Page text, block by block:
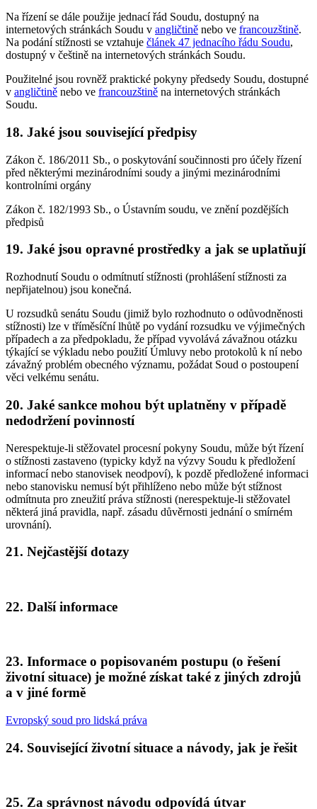
Na řízení se dále použije jednací řád Soudu, dostupný na
internetových stránkách Soudu v angličtině nebo ve francouzštině.
Na podání stížnosti se vztahuje článek 47 jednacího řádu Soudu,
dostupný v češtině na internetových stránkách Soudu.
Použitelné jsou rovněž praktické pokyny předsedy Soudu, dostupné
v angličtině nebo ve francouzštině na internetových stránkách
Soudu.
18. Jaké jsou související předpisy
Zákon č. 186/2011 Sb., o poskytování součinnosti pro účely řízení
před některými mezinárodními soudy a jinými mezinárodními
kontrolními orgány
Zákon č. 182/1993 Sb., o Ústavním soudu, ve znění pozdějších
předpisů
19. Jaké jsou opravné prostředky a jak se uplatňují
Rozhodnutí Soudu o odmítnutí stížnosti (prohlášení stížnosti za
nepřijatelnou) jsou konečná.
U rozsudků senátu Soudu (jimiž bylo rozhodnuto o odůvodněnosti
stížnosti) lze v tříměsíční lhůtě po vydání rozsudku ve výjimečných
případech a za předpokladu, že případ vyvolává závažnou otázku
týkající se výkladu nebo použití Úmluvy nebo protokolů k ní nebo
závažný problém obecného významu, požádat Soud o postoupení
věci velkému senátu.
20. Jaké sankce mohou být uplatněny v případě
nedodržení povinností
Nerespektuje-li stěžovatel procesní pokyny Soudu, může být řízení
o stížnosti zastaveno (typicky když na výzvy Soudu k předložení
informací nebo stanovisek neodpoví), k pozdě předložené informaci
nebo stanovisku nemusí být přihlíženo nebo může být stížnost
odmítnuta pro zneužití práva stížnosti (nerespektuje-li stěžovatel
některá jiná pravidla, např. zásadu důvěrnosti jednání o smírném
urovnání).
21. Nejčastější dotazy
22. Další informace
23. Informace o popisovaném postupu (o řešení
životní situace) je možné získat také z jiných zdrojů
a v jiné formě
Evropský soud pro lidská práva
24. Související životní situace a návody, jak je řešit
25. Za správnost návodu odpovídá útvar